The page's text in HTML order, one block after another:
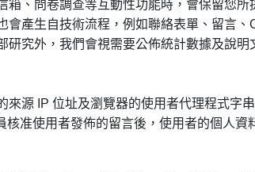
、問卷調查等互動性功能時，會保留您
產生自技術流程，例如聯絡表單、留言
究外，我們會視需要公佈統計數據及說明
源 IP 位址及瀏覽器的使用者代理程式字
准使用者發佈的留言後，使用者的個人資